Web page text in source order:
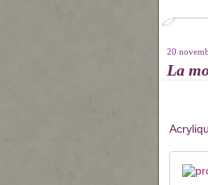
20
La